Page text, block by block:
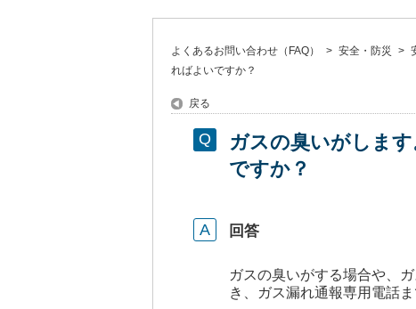
よくあるお問い合わせ（FAQ） > 安全・防災 >
ればよいですか？
戻る
ガスの臭いがしま
ですか？
回答
ガスの臭いがする場合や、
き、ガス漏れ通報専用電話